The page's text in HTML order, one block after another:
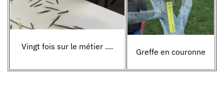
Vingt fois sur le métier ....
Greffe en couronne